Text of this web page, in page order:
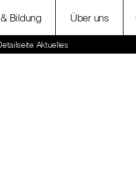
Bildung Über uns
Aktuelles